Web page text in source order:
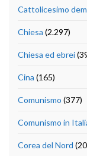
Cattolicesimo
Chiesa (2.297)
Chiesa ed ebrei
Cina (165)
Comunismo (377)
Comunismo in
Corea del Nord